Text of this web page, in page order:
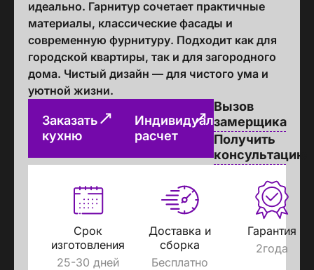
идеально. Гарнитур сочетает практичные
материалы, классические фасады и
современную фурнитуру. Подходит как для
городской квартиры, так и для загородного
дома. Чистый дизайн — для чистого ума и
уютной жизни.
Заказать
кухню
Индивидуальный
расчет
Вызов
замерщика
Получить
консультацию
Срок
изготовления
25-30 дней
Доставка и
сборка
Бесплатно
Гарантия
2года